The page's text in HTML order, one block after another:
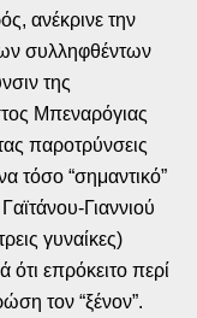
ανέκρινε την
συλληφθέντων
της
Μπεναρόγιας
παροτρύνσεις
τόσο “σημαντικό”
Γιαννιού
γυναίκες)
επρόκειτο περί
τον “ξένον”.